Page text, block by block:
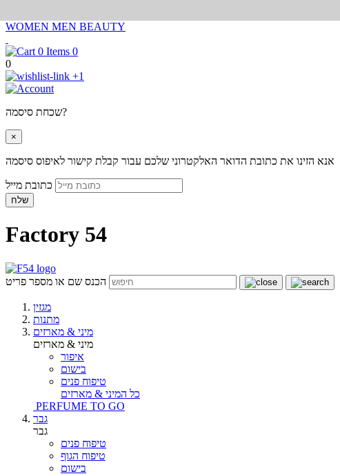
WOMEN MEN BEAUTY
0
0
+1
שכחת סיסמה?
×
אנא הזינו את כתובת הדואר האלקטרוני שלכם עבור קבלת קישור לאיפוס סיסמה
שלח
Factory 54
הכנס שם או מספר פריט
מגזין
מתנות
מיני & מארזים
מיני & מארזים
איפור
בישום
טיפוח פנים
כל המיני & מארזים
PERFUME TO GO
גבר
גבר
טיפוח פנים
טיפוח הגוף
בישום